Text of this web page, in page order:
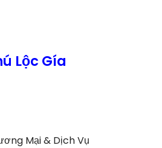
Lộc Gía
Mại & Dịch Vụ